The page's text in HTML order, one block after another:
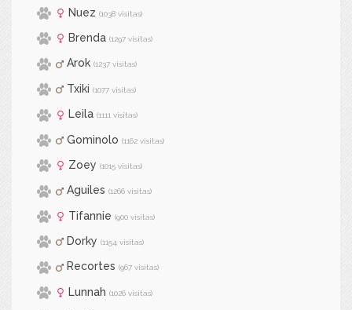
Nuez (1038 visitas)
Brenda (1297 visitas)
Arok (1237 visitas)
Txiki (1077 visitas)
Leila (1111 visitas)
Gominolo (1162 visitas)
Zoey (1015 visitas)
Aguiles (1266 visitas)
Tifannie (900 visitas)
Dorky (1154 visitas)
Recortes (967 visitas)
Lunnah (1026 visitas)